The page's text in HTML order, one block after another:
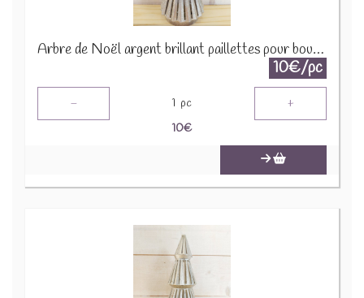
Arbre de Noël argent brillant paillettes pour bougie 1650 A1590
10€/pc
- 1 pc +
10€